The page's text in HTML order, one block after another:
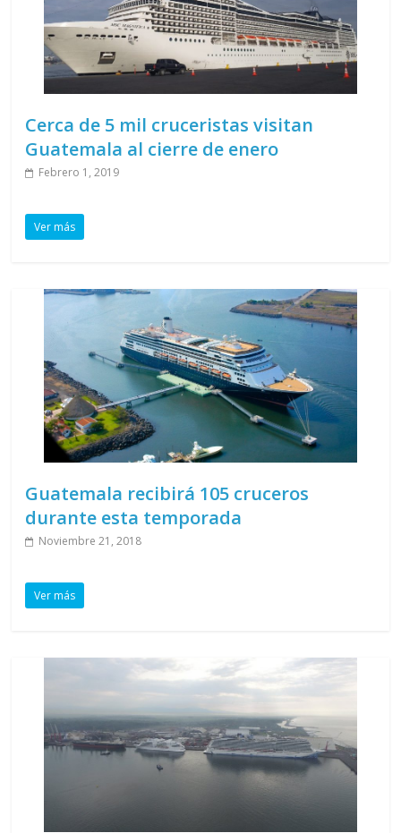
Cerca de 5 mil cruceristas visitan
Guatemala al cierre de enero
Febrero 1, 2019
Ver más
Guatemala recibirá 105 cruceros
durante esta temporada
Noviembre 21, 2018
Ver más